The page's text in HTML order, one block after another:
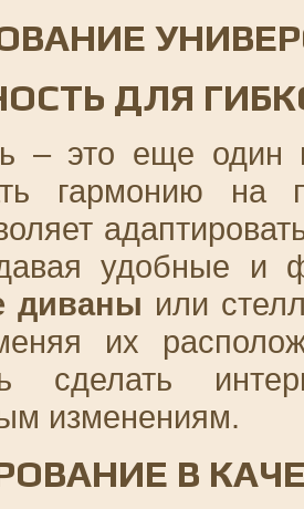
ДЛЯ
– это еще один
гармонию на
удобные и
диваны или
их
сделать
изменениям.
В